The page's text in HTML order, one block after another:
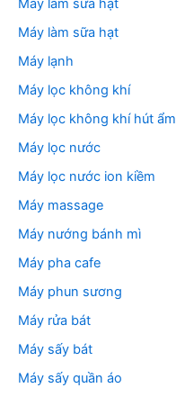
Máy làm sữa hạt
Máy làm sữa hạt
Máy lạnh
Máy lọc không khí
Máy lọc không khí hút ẩm
Máy lọc nước
Máy lọc nước ion kiềm
Máy massage
Máy nướng bánh mì
Máy pha cafe
Máy phun sương
Máy rửa bát
Máy sấy bát
Máy sấy quần áo